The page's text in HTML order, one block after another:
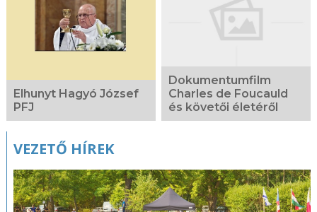
Elhunyt Hagyó József
PFJ
Dokumentumfilm
Charles de Foucauld
és követői életéről
VEZETŐ HÍREK